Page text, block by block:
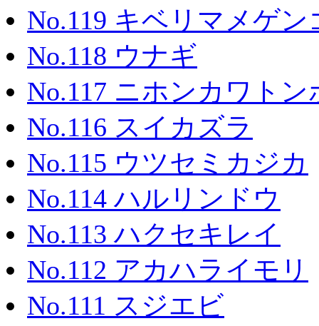
No.119 キベリマメゲン
No.118 ウナギ
No.117 ニホンカワトン
No.116 スイカズラ
No.115 ウツセミカジカ
No.114 ハルリンドウ
No.113 ハクセキレイ
No.112 アカハライモリ
No.111 スジエビ